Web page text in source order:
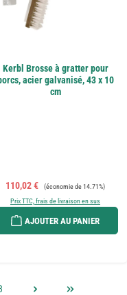
Kerbl Brosse à gratter pour
acier galvanisé, 43 x 10
cm
Prix de vente :
110,02 € Prix régulier :
(économie de 14.71%)
Prix TTC, frais de livraison en sus
AJOUTER AU PANIER